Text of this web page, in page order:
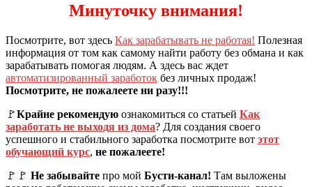
Минуточку внимания!
Посмотрите, вот здесь Как зарабатывать не работая! Полезная
информация от том как самому найти работу без обмана и как
зарабатывать помогая людям. А здесь вас ждет
автоматизированный заработок без личных продаж!
Посмотрите, не пожалеете ни разу!!!
🚩Крайне рекомендую ознакомиться со статьей Как
заработать не выходя из дома? Для создания своего
успешного и стабильного заработка посмотрите вот этот
обучающий курс, не пожалеете!
🚩🚩 Не забывайте про мой Бусти-канал! Там выложены